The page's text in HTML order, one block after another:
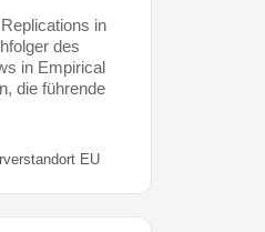
in
des
in Empirical
die führende
EU